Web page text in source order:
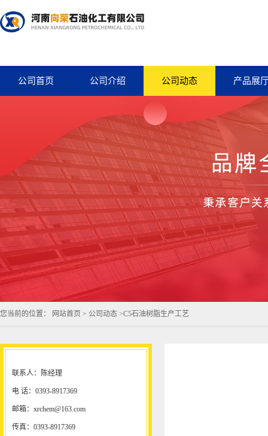
公司首页 公司介绍 公司动态 产品展
您当前的位置： 网站首页 > 公司动态 >C5石油树脂生产工艺
联系人：陈经理
电 话：0393-8917369
邮箱：xrchem@163.com
传真：0393-8917369